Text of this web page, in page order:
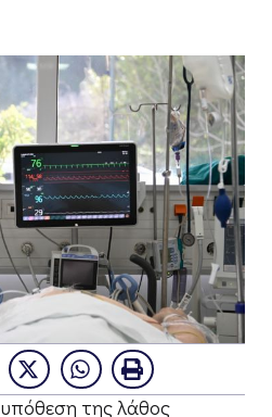
της λάθος